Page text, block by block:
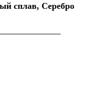
сплав, Серебро